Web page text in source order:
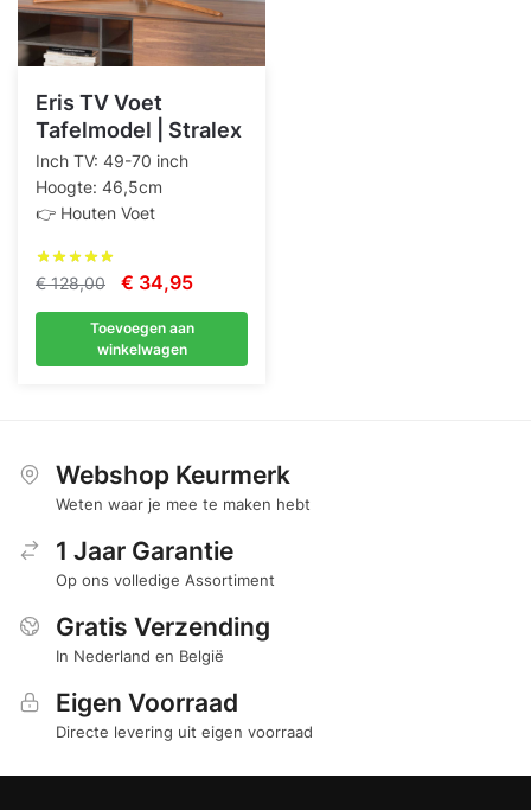
Eris TV Voet
Tafelmodel | Stralex
Inch TV: 49-70 inch
Hoogte: 46,5cm
👉 Houten Voet
€128,00
Oorspronkelijke
prijs
was:
€ 128,00.
€ 34,95Huidige
prijs
is:
€ 34,95.
Toevoegen aan
winkelwagen
Webshop Keurmerk
Weten waar je mee te maken hebt
1 Jaar Garantie
Op ons volledige Assortiment
Gratis Verzending
In Nederland en België
Eigen Voorraad
Directe levering uit eigen voorraad